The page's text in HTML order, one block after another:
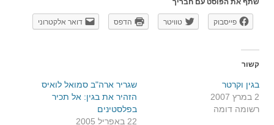
שתף את הפוסט עם חבריך
פייסבוק טוויטר הדפס דואר אלקטרוני
קשור
בגין וקרטר
2 במרץ 2007
רשומה דומה
שגריר ארה"ב סמואל לואיס
הזהיר את בגין: אל תכיר
בפלסטינים
22 באפריל 2005